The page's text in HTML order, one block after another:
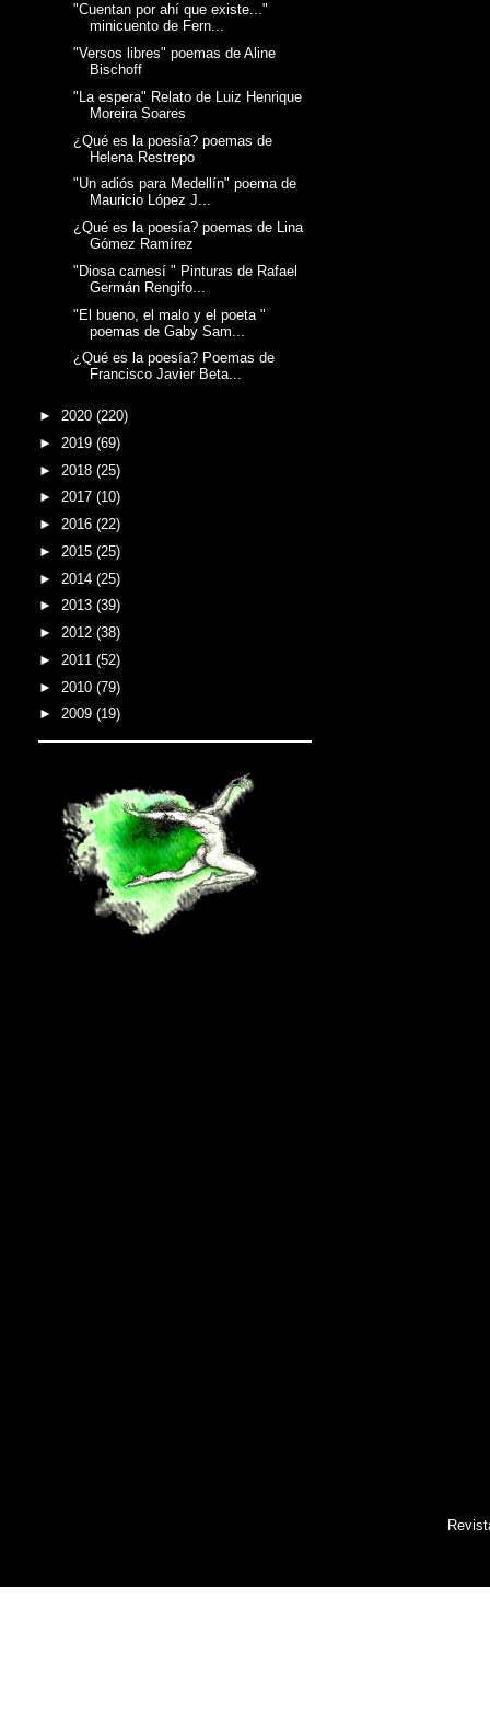
"Cuentan por ahí que existe..."
minicuento de Fern...
"Versos libres" poemas de Aline
Bischoff
"La espera" Relato de Luiz Henrique
Moreira Soares
¿Qué es la poesía? poemas de
Helena Restrepo
"Un adiós para Medellín" poema de
Mauricio López J...
¿Qué es la poesía? poemas de Lina
Gómez Ramírez
"Diosa carnesí " Pinturas de Rafael
Germán Rengifo...
"El bueno, el malo y el poeta "
poemas de Gaby Sam...
¿Qué es la poesía? Poemas de
Francisco Javier Beta...
► 2020 (220)
► 2019 (69)
► 2018 (25)
► 2017 (10)
► 2016 (22)
► 2015 (25)
► 2014 (25)
► 2013 (39)
► 2012 (38)
► 2011 (52)
► 2010 (79)
► 2009 (19)